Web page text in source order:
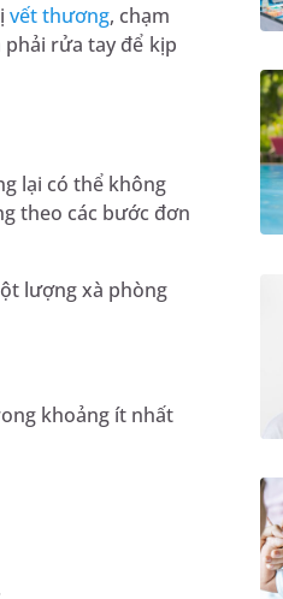
vết thương, chạm
rửa tay để kịp
lại có thể không
theo các bước đơn
lượng xà phòng
khoảng ít nhất